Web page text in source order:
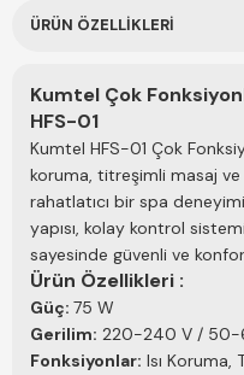
ÜRÜN ÖZELLIKLERI
Kumtel Çok
HFS-01
Kumtel HFS-01 Çok
koruma, titreşimli masaj ve
rahatlatıcı bir spa
yapısı, kolay kontrol
sayesinde güvenli ve
Ürün Özellikleri :
Güç: 75 W
Gerilim: 220-240 V / 50-
Fonksiyonlar: Isı Koruma,